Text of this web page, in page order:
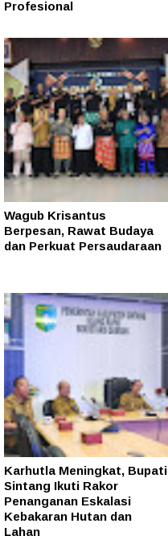
Profesional
Wagub Krisantus
Berpesan, Rawat Budaya
dan Perkuat Persaudaraan
Karhutla Meningkat, Bupati
Sintang Ikuti Rakor
Penanganan Eskalasi
Kebakaran Hutan dan
Lahan